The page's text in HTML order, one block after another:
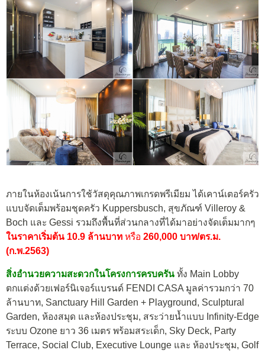
ภายในห้องเน้นการใช้วัสดุคุณภาพเกรดพรีเมียม ได้เคาน์เตอร์ครัว
แบบจัดเต็มพร้อมชุดครัว Kuppersbusch, สุขภัณฑ์ Villeroy &
Boch และ Gessi รวมถึงพื้นที่ส่วนกลางที่ได้มาอย่างจัดเต็มมากๆ
ในราคาเริ่มต้น 10.9 ล้านบาท หรือ 260,000 บาท/ตร.ม.
(ก.พ.2563)
สิ่งอำนวยความสะดวกในโครงการครบครัน ทั้ง Main Lobby
ตกแต่งด้วยเฟอร์นิเจอร์แบรนด์ FENDI CASA มูลค่ารวมกว่า 70
ล้านบาท, Sanctuary Hill Garden + Playground, Sculptural
Garden, ห้องสมุด และห้องประชุม, สระว่ายน้ำแบบ Infinity-Edge
ระบบ Ozone ยาว 36 เมตร พร้อมสระเด็ก, Sky Deck, Party
Terrace, Social Club, Executive Lounge และ ห้องประชุม, Golf